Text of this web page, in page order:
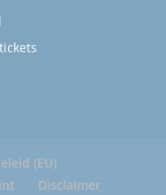
(EU)
Disclaimer